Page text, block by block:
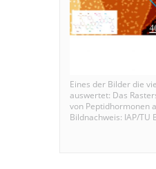
Eines der Bilder die
auswertet: Das
von Peptidhormonen
Bildnachweis: IAP/TU